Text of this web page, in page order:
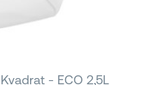
- ECO 2,5L